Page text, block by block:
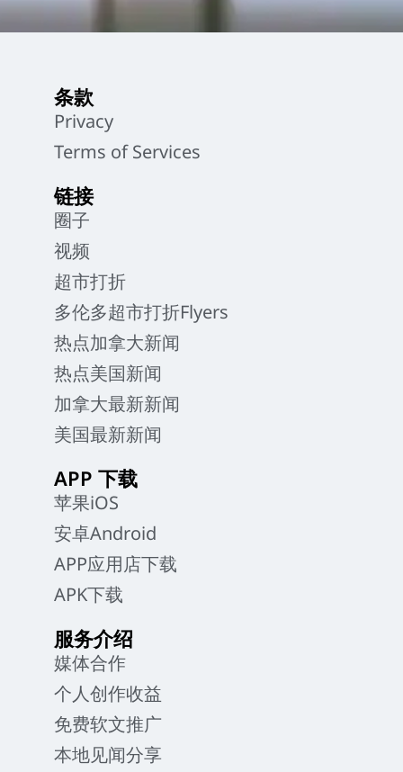
条款
Privacy
Terms of Services
链接
圈子
视频
超市打折
多伦多超市打折Flyers
热点加拿大新闻
热点美国新闻
加拿大最新新闻
美国最新新闻
APP 下载
苹果iOS
安卓Android
APP应用店下载
APK下载
服务介绍
媒体合作
个人创作收益
免费软文推广
本地见闻分享